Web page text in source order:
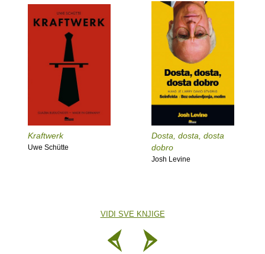
Kraftwerk
Uwe Schütte
Dosta, dosta, dosta
dobro
Josh Levine
VIDI SVE KNJIGE